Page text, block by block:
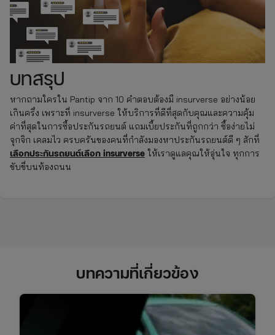
บทสรุป
หากถามใครใน Pantip จาก 10 คำตอบต้องมี insurverse อย่างน้อย
เกินครึ่ง เพราะที่ insurverse ให้บริการที่ดีที่สุดกับคุณและความคุ้ม
ค่าที่สุดในการซื้อประกันรถยนต์ แถมเบี้ยประกันที่ถูกกว่า ซื้อง่ายไม่
จุกจิก เคลมไว ครบครันของคนที่กำลังมองหาประกันรถยนต์ดี ๆ สักที่
เลือกประกันรถยนต์เลือก insurverse ให้เราดูแลคุณให้อุ่นใจ ทุกการ
ขับขี่บนท้องถนน
บทความที่เกี่ยวข้อง